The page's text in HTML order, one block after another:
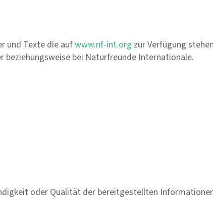
und Texte die aufwww.nf-int.org zur Verfügung
bei Naturfreunde Internationale.
oder Qualität der bereitgestellten